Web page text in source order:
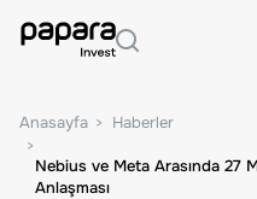
Anasayfa Haberler
Nebius ve Meta Arasında 27
Anlaşması